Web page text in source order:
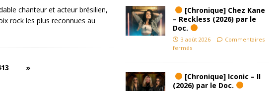
chanteur et acteur brésilien,
rock les plus reconnues au
»
[Chronique] Chez Kane
– Reckless (2026) par le
Doc.
3 août 2026
Commentaires
fermés
[Chronique] Iconic – II
(2026) par le Doc.